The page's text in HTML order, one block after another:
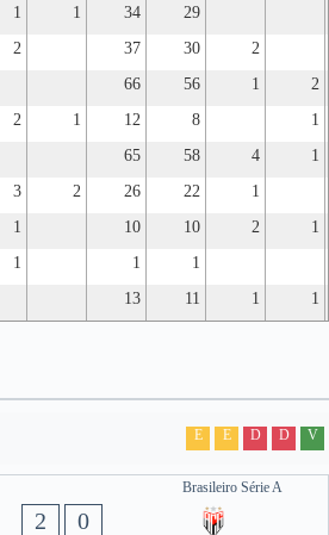
1 1 34
29
2 37 30
2
66 56 1
2
2 1 12 8
1
65 58 4
1
3 2 26 22
1
1 10 10 2
1
1 1
1
13 11 1 1
E E D D V
Brasileiro Série A
2 0